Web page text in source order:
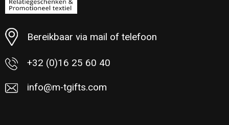
Bereikbaar via mail of telefoon
+32 (0)16 25 60 40
info@m-tgifts.com